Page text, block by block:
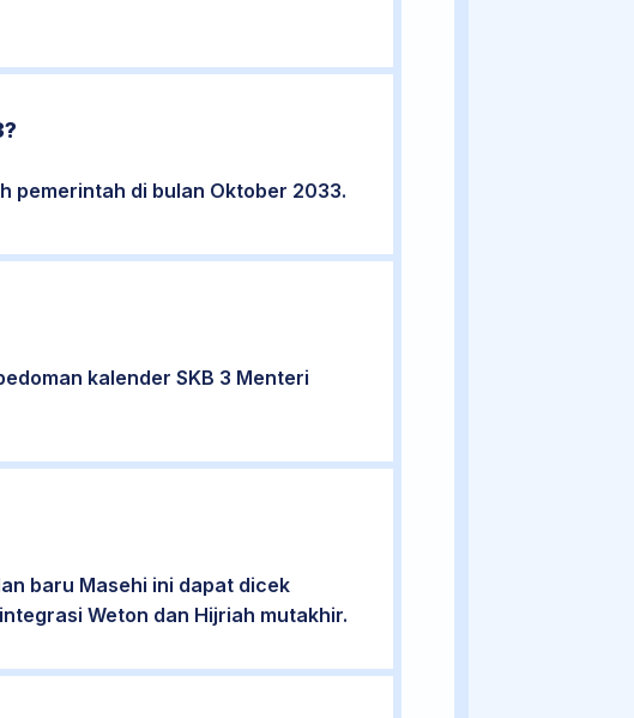
pemerintah di bulan Oktober 2033.
kalender SKB 3 Menteri
baru Masehi ini dapat dicek
Weton dan Hijriah mutakhir.